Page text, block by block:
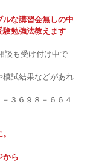
な講習会無しの中
験勉強法教えます
談も受け付け中で
模試結果などがあれ
３６９８－６６４
から